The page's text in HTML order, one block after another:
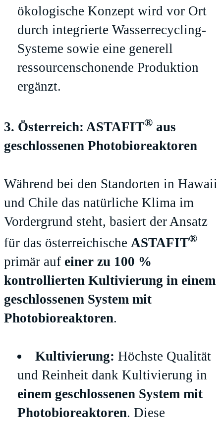
ökologische Konzept wird vor Ort
durch integrierte Wasserrecycling-
Systeme sowie eine generell
ressourcenschonende Produktion
ergänzt.
3. Österreich: ASTAFIT® aus
geschlossenen Photobioreaktoren
Während bei den Standorten in Hawaii
und Chile das natürliche Klima im
Vordergrund steht, basiert der Ansatz
für das österreichische ASTAFIT®
primär auf einer zu 100 %
kontrollierten Kultivierung in einem
geschlossenen System mit
Photobioreaktoren.
Kultivierung: Höchste Qualität
und Reinheit dank Kultivierung in
einem geschlossenen System mit
Photobioreaktoren. Diese